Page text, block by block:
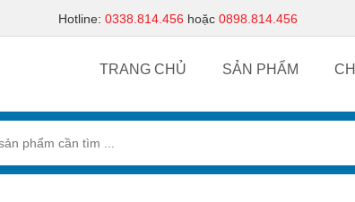
Hotline: 0338.814.456 hoặc 0898.814.456
TRANG CHỦ SẢN PHẨM